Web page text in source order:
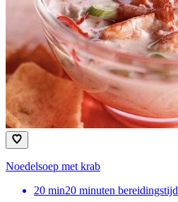
Noedelsoep met krab
20 min20 minuten bereidingstijd